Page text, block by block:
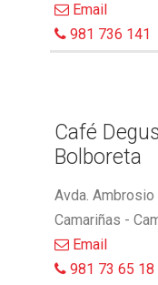
Email
981 736 141
Café
Bolboreta
Avda. Ambrosio
Camariñas -
Email
981 73 65 18